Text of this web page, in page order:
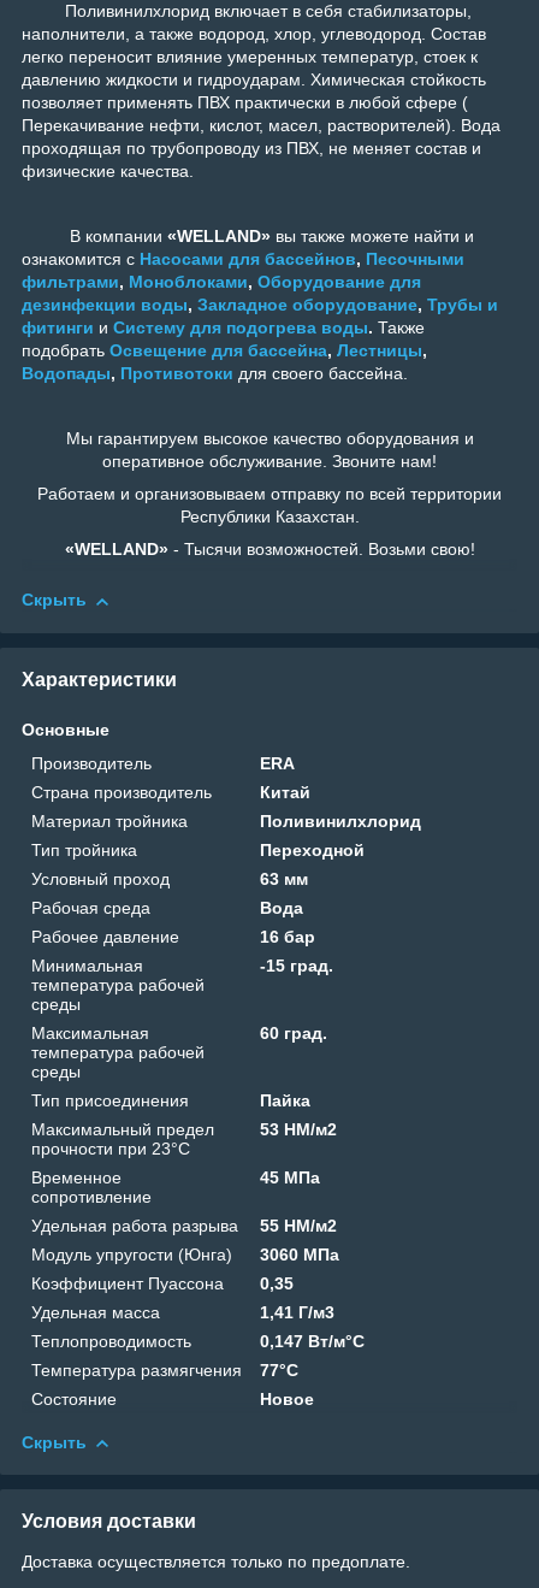
Поливинилхлорид включает в себя стабилизаторы,
наполнители, а также водород, хлор, углеводород. Состав
легко переносит влияние умеренных температур, стоек к
давлению жидкости и гидроударам. Химическая стойкость
позволяет применять ПВХ практически в любой сфере (
Перекачивание нефти, кислот, масел, растворителей). Вода
проходящая по трубопроводу из ПВХ, не меняет состав и
физические качества.
В компании «WELLAND» вы также можете найти и
ознакомится с Насосами для бассейнов, Песочными
фильтрами, Моноблоками, Оборудование для
дезинфекции воды, Закладное оборудование, Трубы и
фитинги и Систему для подогрева воды. Также
подобрать Освещение для бассейна, Лестницы,
Водопады, Противотоки для своего бассейна.
Мы гарантируем высокое качество оборудования и
оперативное обслуживание. Звоните нам!
Работаем и организовываем отправку по всей территории
Республики Казахстан.
«WELLAND»- Тысячи возможностей. Возьми свою!
Скрыть
Характеристики
Основные
Производитель
ERA
Страна производитель
Китай
Материал тройника
Поливинилхлорид
Тип тройника
Переходной
Условный проход
63 мм
Рабочая среда
Вода
Рабочее давление
16 бар
Минимальная
температура рабочей
среды
-15 град.
Максимальная
температура рабочей
среды
60 град.
Тип присоединения
Пайка
Максимальный предел
прочности при 23°C
53 HM/м2
Временное
сопротивление
45 МПа
Удельная работа разрыва
55 HM/м2
Модуль упругости (Юнга)
3060 МПа
Коэффициент Пуассона
0,35
Удельная масса
1,41 Г/м3
Теплопроводимость
0,147 Вт/м°C
Температура размягчения
77°C
Состояние
Новое
Скрыть
Условия доставки
Доставка осуществляется только по предоплате.